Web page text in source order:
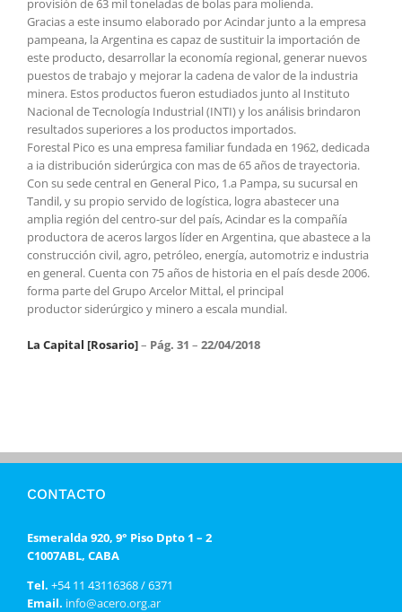
provisión de 63 mil toneladas de bolas para molienda.
Gracias a este insumo elaborado por Acindar junto a la empresa
pampeana, la Argentina es capaz de sustituir la importación de
este producto, desarrollar la economía regional, generar nuevos
puestos de trabajo y mejorar la cadena de valor de la industria
minera. Estos productos fueron estudiados junto al Instituto
Nacional de Tecnología Industrial (INTI) y los análisis brindaron
resultados superiores a los productos importados.
Forestal Pico es una empresa familiar fundada en 1962, dedicada
a ia distribución siderúrgica con mas de 65 años de trayectoria.
Con su sede central en General Pico, 1.a Pampa, su sucursal en
Tandil, y su propio servido de logística, logra abastecer una
amplia región del centro-sur del país, Acindar es la compañía
productora de aceros largos líder en Argentina, que abastece a la
construcción civil, agro, petróleo, energía, automotriz e industria
en general. Cuenta con 75 años de historia en el país desde 2006.
forma parte del Grupo Arcelor Mittal, el principal
productor siderúrgico y minero a escala mundial.
La Capital [Rosario]– Pág. 31 – 22/04/2018
CONTACTO
Esmeralda 920, 9° Piso Dpto 1 – 2
C1007ABL, CABA
Tel. +54 11 43116368 / 6371
Email. info@acero.org.ar